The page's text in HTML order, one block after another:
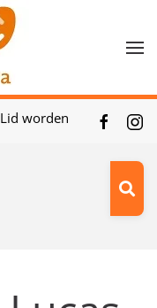
Lid worden